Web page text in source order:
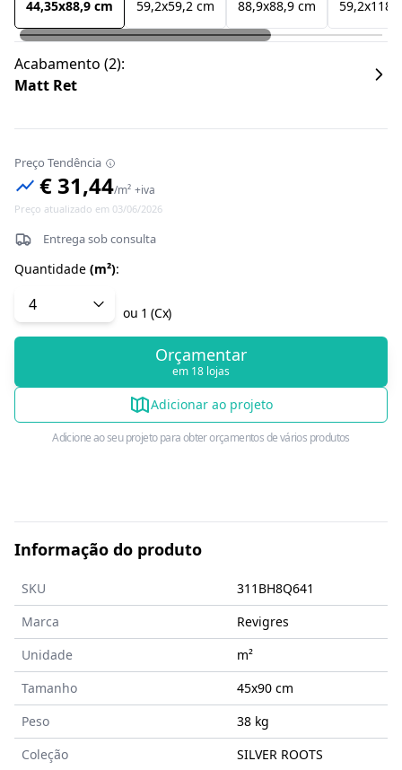
44,35x88,9 cm 59,2x59,2 cm 88,9x88,9 cm
Acabamento (2):
Matt Ret
Preço Tendência
€ 31,44/m² +iva
Preço atualizado em 03/06/2026
Entrega sob consulta
Quantidade (m²):
ou 1 (Cx)
Orçamentar
em 18 lojas
Adicionar ao projeto
Adicione ao seu projeto para obter orçamentos de vários produtos
Informação do produto
SKU
311BH8Q641
Marca
Revigres
Unidade
m²
Tamanho
45x90 cm
Peso
38 kg
Coleção
SILVER ROOTS